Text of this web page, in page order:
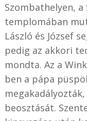
Szombathelyen,
templomában
László és József
pedig az akkori
mondta. Az a
ben a pápa
beosztását.